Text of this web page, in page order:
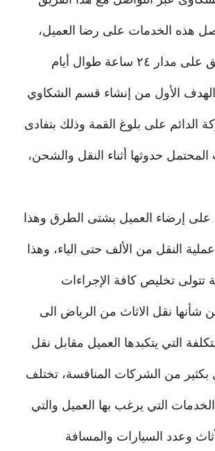
هذه الخدمات على رضا العميل،
يعمل هذا الفريق على مدار ٢٤ ساعة طوال أيام
الهدف الأول من إنشاء قسم الشكاوي
على بلوغ القمة وذلك بتفادى
حدوثها أثناء النقل والشحن،
إرضاء العميل بشتى الطرق وهذا
النقل من الألف حتى الياء، وهذا
تتولى تخليص كافة الإجراءات
من شأنها نقل الاثاث من الرياض الى
التي يتكبدها العميل مقابل نقل
بكثير من الشركات المنافسة، تختلف
التي يرغب بها العميل والتي
وعدد السيارات والمسافة